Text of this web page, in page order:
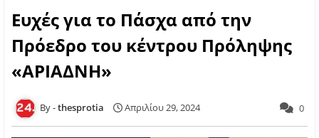
Ευχές για το Πάσχα από την
Πρόεδρο του κέντρου Πρόληψης
«ΑΡΙΑΔΝΗ»
thesprotia Απριλίου 29, 2024 0